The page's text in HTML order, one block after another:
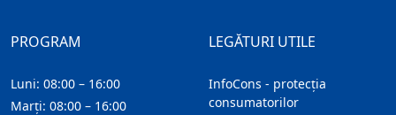
LEGĂTURI UTILE
InfoCons - protecția
consumatorilor
PROGRAM
Luni: 08:00 – 16:00
Marți: 08:00 – 16:00